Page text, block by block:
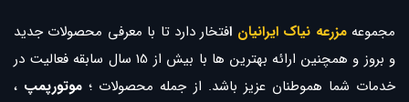
مجموعهمزرعه نیاک ایرانیان افتخار دارد تا با معرفی محصولات جدید
و بروز و همچنین ارائه بهترین ها با بیش از 15 سال سابقه فعالیت در
خدمات شما هموطنان عزیز باشد. از جمله محصولات ؛ موتورپمپ ،